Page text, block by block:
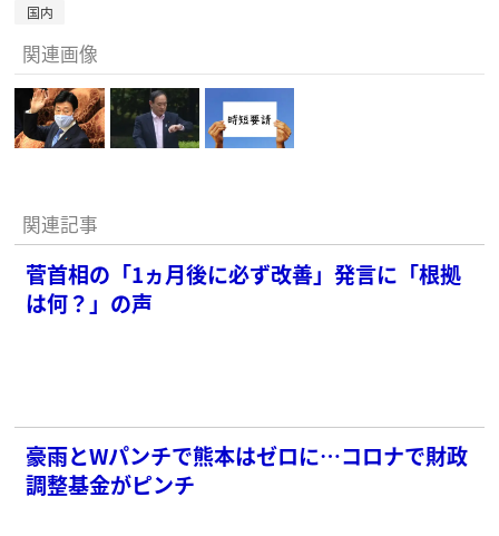
国内
関連画像
関連記事
菅首相の「1ヵ月後に必ず改善」発言に「根拠
は何？」の声
豪雨とWパンチで熊本はゼロに…コロナで財政
調整基金がピンチ